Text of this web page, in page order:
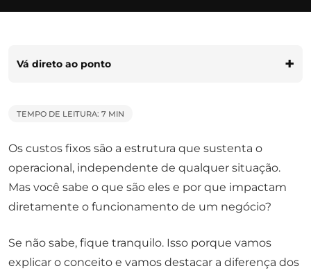
Vá direto ao ponto
TEMPO DE LEITURA: 7 MIN
Os custos fixos são a estrutura que sustenta o
operacional, independente de qualquer situação.
Mas você sabe o que são eles e por que impactam
diretamente o funcionamento de um negócio?
Se não sabe, fique tranquilo. Isso porque vamos
explicar o conceito e vamos destacar a diferença dos